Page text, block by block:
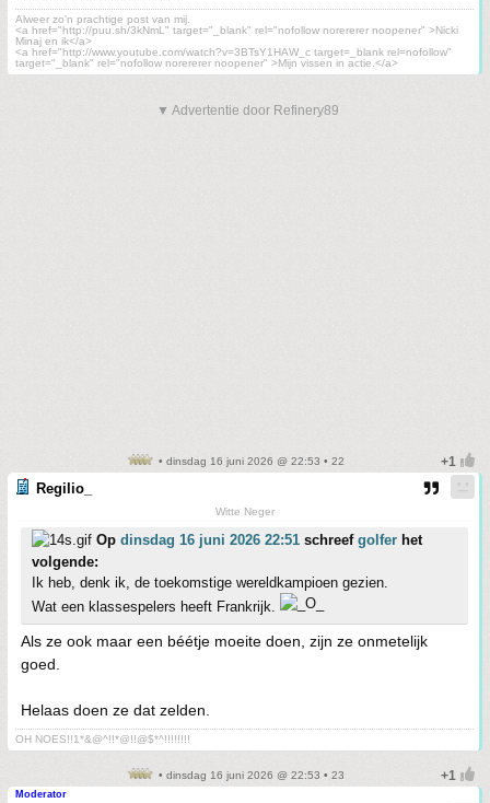
Alweer zo'n prachtige post van mij.
<a href="http://puu.sh/3kNmL" target="_blank" rel="nofollow norererer noopener" >Nicki
Minaj en ik</a>
<a href="http://www.youtube.com/watch?v=3BTsY1HAW_c target=_blank rel=nofollow"
target="_blank" rel="nofollow norererer noopener" >Mijn vissen in actie.</a>
▼ Advertentie door Refinery89
• dinsdag 16 juni 2026 @ 22:53 • 22
Regilio_
Witte Neger
Op dinsdag 16 juni 2026 22:51 schreef golfer het
volgende:
Ik heb, denk ik, de toekomstige wereldkampioen gezien.
Wat een klassespelers heeft Frankrijk.
Als ze ook maar een béétje moeite doen, zijn ze onmetelijk
goed.
Helaas doen ze dat zelden.
OH NOES!!1*&@^!!*@!!@$*^!!!!!!!!
• dinsdag 16 juni 2026 @ 22:53 • 23
Moderator